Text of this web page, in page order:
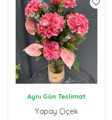
Aynı Gün Teslimat
Yapay Çiçek